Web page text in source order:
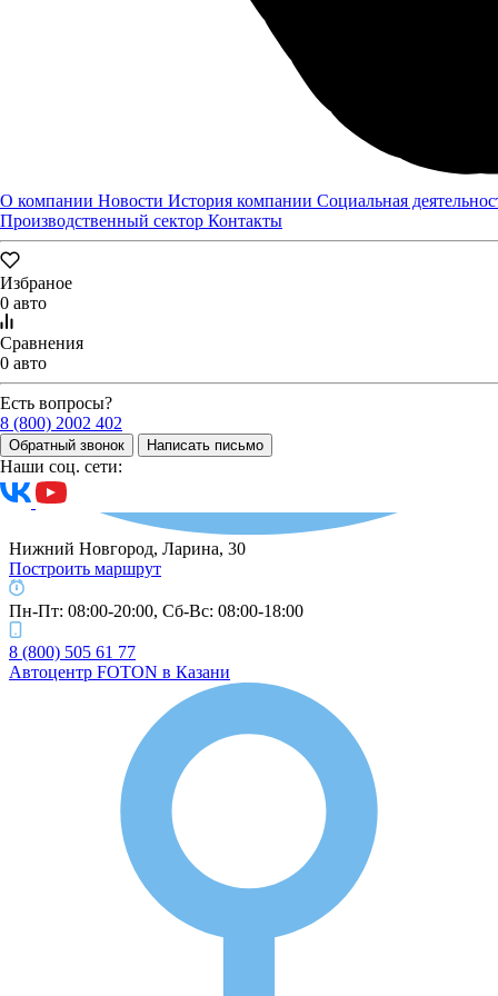
О компании Новости История компании Социальная
Производственный сектор Контакты
Избраное
0 авто
Сравнения
0 авто
Есть вопросы?
8 (800) 2002 402
Обратный звонок Написать письмо
Наши соц. сети:
Тракторный центр "Луидор-АГРО" в Нижнем Новгороде
Нижний Новгород, Ларина, 30
Построить маршрут
Пн-Пт: 08:00-20:00, Cб-Вс: 08:00-18:00
8 (800) 505 61 77
Автоцентр FOTON в Казани